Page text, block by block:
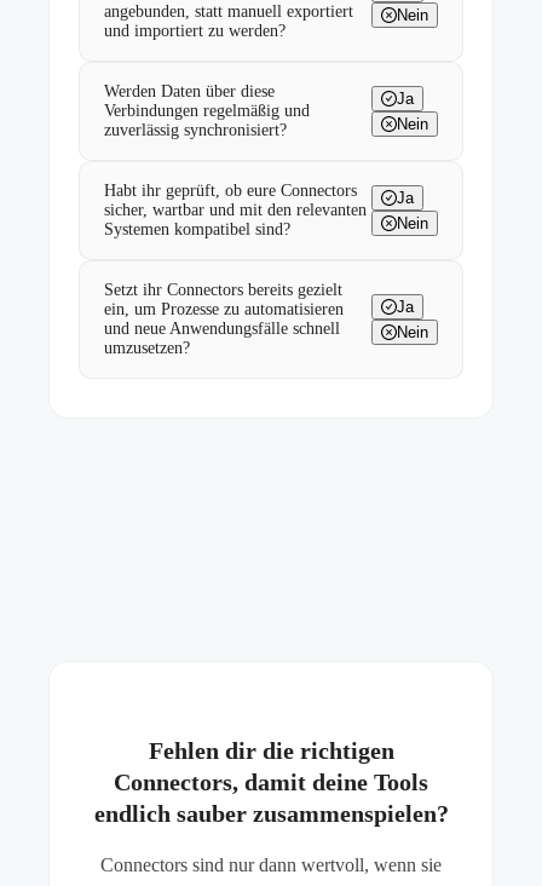
angebunden, statt manuell exportiert
und importiert zu werden?
Nein
Werden Daten über diese
Verbindungen regelmäßig und
zuverlässig synchronisiert?
Ja
Nein
Habt ihr geprüft, ob eure Connectors
sicher, wartbar und mit den relevanten
Systemen kompatibel sind?
Ja
Nein
Setzt ihr Connectors bereits gezielt
ein, um Prozesse zu automatisieren
und neue Anwendungsfälle schnell
umzusetzen?
Ja
Nein
Fehlen dir die richtigen
Connectors, damit deine Tools
endlich sauber zusammenspielen?
Connectors sind nur dann wertvoll, wenn sie